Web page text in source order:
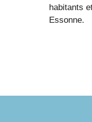
habitants
Essonne.